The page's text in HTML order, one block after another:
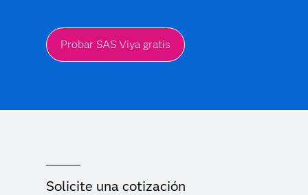
Probar SAS Viya gratis
Solicite una cotización